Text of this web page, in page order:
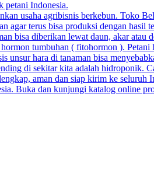
petani Indonesia.
usaha agribisnis berkebun. Toko
agar terus bisa produksi dengan hasil
bisa diberikan lewat daun, akar atau
tumbuhan ( fitohormon ). Petani
unsur hara di tanaman bisa
di sekitar kita adalah hidroponik.
aman dan siap kirim ke seluruh
Buka dan kunjungi katalog online